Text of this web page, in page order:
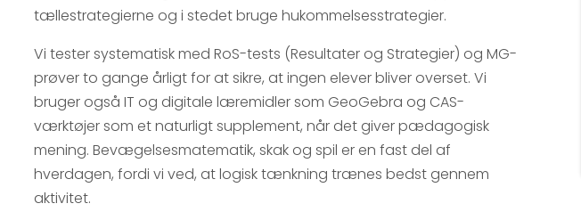
tællestrategierne og i stedet bruge hukommelsesstrategier.
Vi tester systematisk med RoS-tests (Resultater og Strategier) og MG-
prøver to gange årligt for at sikre, at ingen elever bliver overset. Vi
bruger også IT og digitale læremidler som GeoGebra og CAS-
værktøjer som et naturligt supplement, når det giver pædagogisk
mening. Bevægelsesmatematik, skak og spil er en fast del af
hverdagen, fordi vi ved, at logisk tænkning trænes bedst gennem
aktivitet.